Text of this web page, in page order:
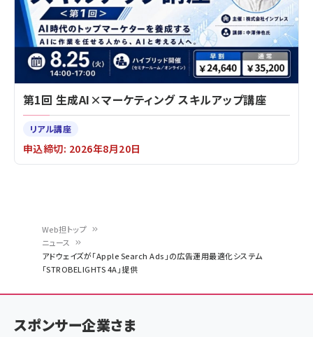
く
ず
Web担トップ
ニュース
アドウェイズが「Apple Search Ads」の広告運用最適化システム
「STROBELIGHTS 4A」提供
第1回 生成AI×マーケティング スキルアップ講座
リアル講座
申込締切: 2026年8月20日
スポンサー企業さま